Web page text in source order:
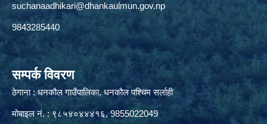
suchanaadhikari@dhankaulmun.gov.np
9843285440
सम्पर्क विवरण
ठेगाना : धनकौल गाउँपालिका, धनकौल पश्चिम सर्लाही
मोबाइल नं. : ९८५४०४४४१६, 9855022049